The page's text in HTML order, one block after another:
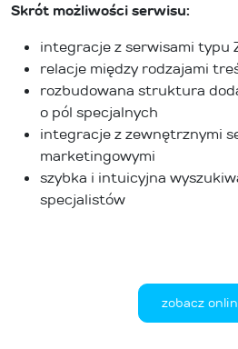
Skrót możliwości serwisu:
integracje z serwisami typu
relacje między rodzajami
rozbudowana struktura
o pól specjalnych
integracje z zewnętrznymi
marketingowymi
szybka i intuicyjna
specjalistów
zobacz